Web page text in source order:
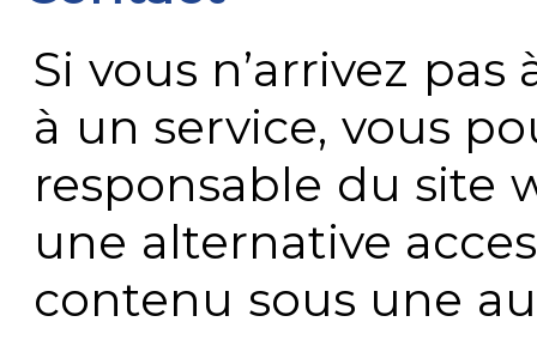
Si vous n’arrivez
à un service, vous
responsable du site
une alternative
contenu sous une